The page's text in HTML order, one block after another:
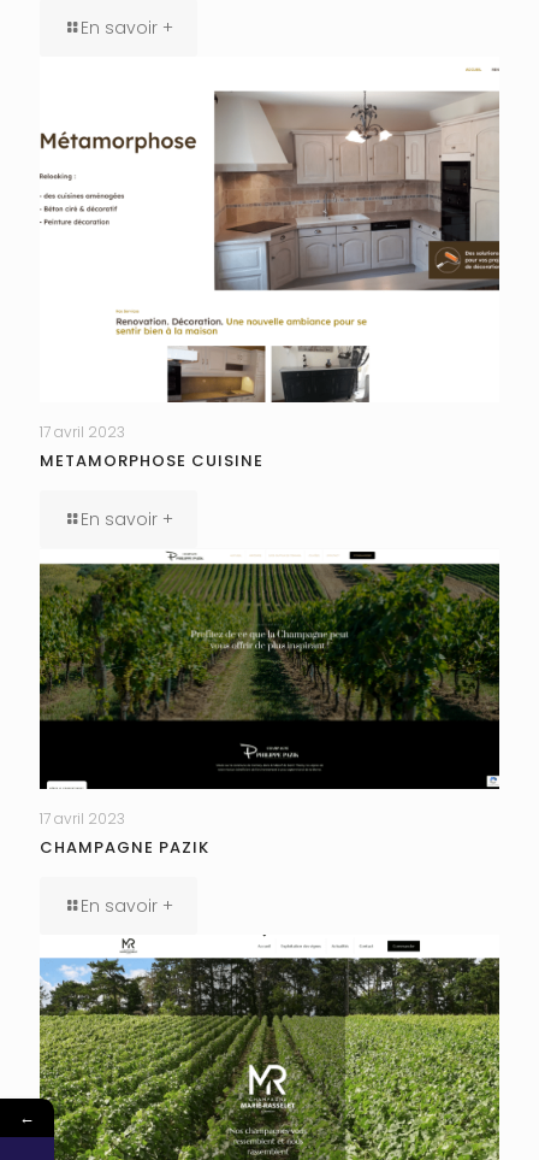
En savoir +
17 avril 2023
METAMORPHOSE CUISINE
En savoir +
17 avril 2023
CHAMPAGNE PAZIK
En savoir +
←